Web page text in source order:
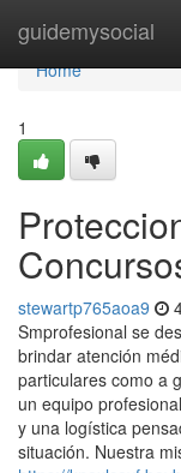
guidemysocial
Home
Home
1
stewartp765aoa9
Smprofesional se
brindar atención
particulares como a
un equipo
y una logística
situación. Nuestra